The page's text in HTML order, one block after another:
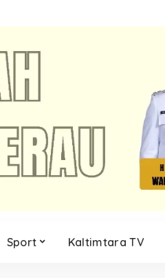
Sport Kaltimtara TV